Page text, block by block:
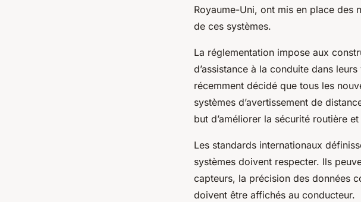
Royaume-Uni, ont mis en place des
de ces systèmes.
La réglementation impose aux
d’assistance à la conduite dans
récemment décidé que tous les
systèmes d’avertissement de
but d’améliorer la sécurité routière
Les standards internationaux
systèmes doivent respecter. Ils
capteurs, la précision des données
doivent être affichés au conducteur.